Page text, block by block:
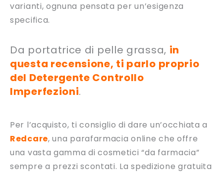
varianti, ognuna pensata per un’esigenza
specifica.
Da portatrice di pelle grassa, in
questa recensione, ti parlo proprio
del Detergente Controllo
Imperfezioni.
Per l’acquisto, ti consiglio di dare un’occhiata a
Redcare, una parafarmacia online che offre
una vasta gamma di cosmetici “da farmacia”
sempre a prezzi scontati. La spedizione gratuita